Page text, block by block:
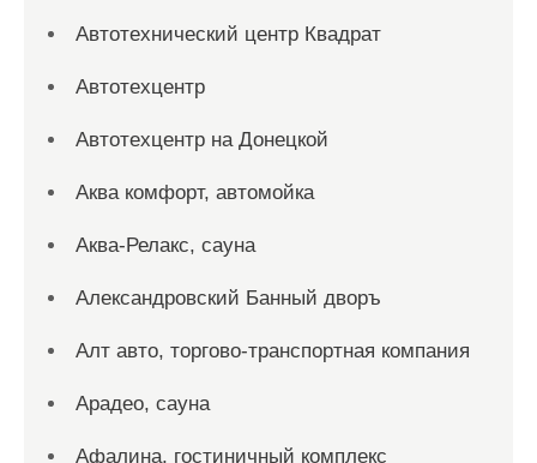
Автотехнический центр Квадрат
Автотехцентр
Автотехцентр на Донецкой
Аква комфорт, автомойка
Аква-Релакс, сауна
Александровский Банный дворъ
Алт авто, торгово-транспортная компания
Арадео, сауна
Афалина, гостиничный комплекс